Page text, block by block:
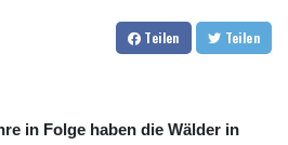
Teilen Teilen
in Folge haben die Wälder in